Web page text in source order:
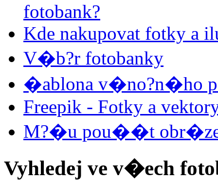
fotobank?
Kde nakupovat fotky a
V�b?r fotobanky
�ablona v�no?n�ho
Freepik - Fotky a
M?�u pou��t
Vyhledej ve v�ech